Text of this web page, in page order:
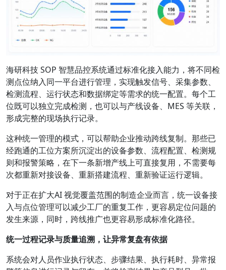
海研科技 SOP 智慧品控系统通过标准化接入能力，将不同检
测点位纳入同一平台进行管理，实现触发信号、采集参数、
检测流程、运行状态和数据绑定等需求的统一配置。每个工
位既可以独立完成检测，也可以与产线设备、MES 等关联，
形成完整的现场执行记录。
这种统一管理的模式，可以帮助企业推动跨线复制。那些已
经跑通的工位方案所沉淀出的设备参数、流程配置、检测规
则和报警策略，在下一条新增产线上可直接复用，不需要每
次都重新对接设备、重新搭建流程、重新验证运行逻辑。
对于正在扩大AI 视觉覆盖范围的制造企业而言，统一设备接
入与点位管理可以减少工厂的重复工作，更容易定位问题的
发生来源，同时，跨线推广也更容易形成标准化路径。
统一过程记录与质量追溯，让异常复盘有依据
系统会对人员作业执行状态、步骤结果、执行耗时、异常报